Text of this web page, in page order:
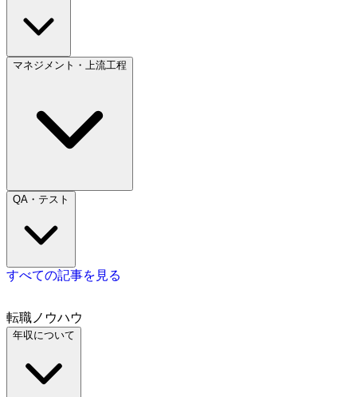
マネジメント・上流工程
QA・テスト
すべての記事を見る
転職ノウハウ
年収について